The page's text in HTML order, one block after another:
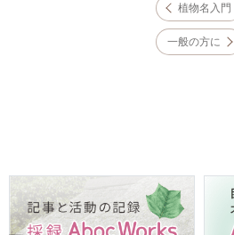
植物名入門
一般の方に